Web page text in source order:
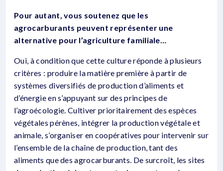
Pour autant, vous soutenez que les
agrocarburants peuvent représenter une
alternative pour l’agriculture familiale…
Oui, à condition que cette culture réponde à plusieurs
critères : produire la matière première à partir de
systèmes diversifiés de production d’aliments et
d’énergie en s’appuyant sur des principes de
l’agroécologie. Cultiver prioritairement des espèces
végétales pérènes, intégrer la production végétale et
animale, s’organiser en coopératives pour intervenir sur
l’ensemble de la chaîne de production, tant des
aliments que des agrocarburants. De surcroît, les sites